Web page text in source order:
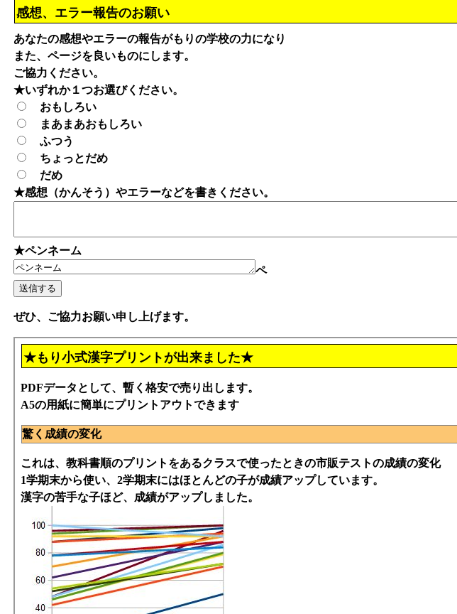
感想、エラー報告のお願い
あなたの感想やエラーの報告がもりの学校の力になり
また、ページを良いものにします。
ご協力ください。
★いずれか１つお選びください。
おもしろい
まあまあおもしろい
ふつう
ちょっとだめ
だめ
★感想（かんそう）やエラーなどを書きください。
★ペンネーム
ペ
ぜひ、ご協力お願い申し上げます。